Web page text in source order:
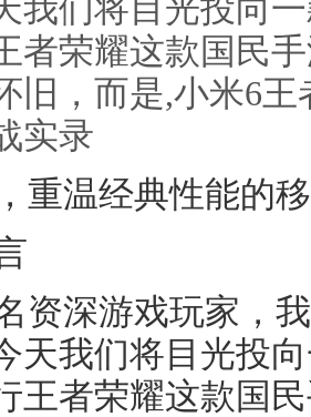
我们将目光投向
者荣耀这款国民
旧，而是,小米6
实录
重温经典性能的
资深游戏玩家，
天我们将目光投
王者荣耀这款国